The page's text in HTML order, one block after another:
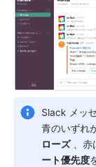
Slack メッ
青のいずれ
ローズ 、赤
ート優先度